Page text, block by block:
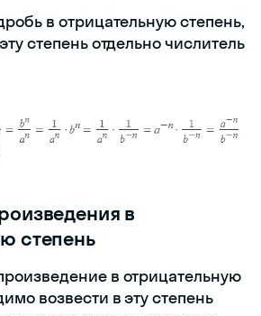
в отрицательную степень,
степень отдельно числитель
в
степень
в отрицательную
возвести в эту степень